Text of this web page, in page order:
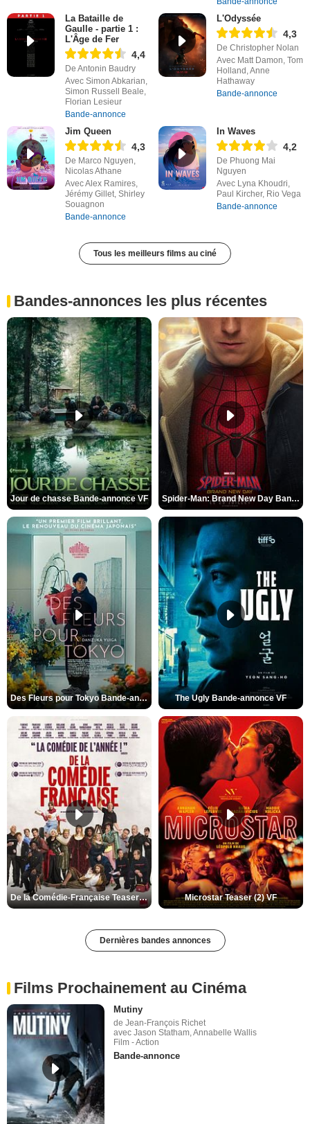
La Bataille de
Gaulle - partie 1 :
L'Âge de Fer
4,4
De Antonin Baudry
Avec Simon Abkarian,
Simon Russell Beale,
Florian Lesieur
Bande-annonce
L'Odyssée
4,3
De Christopher Nolan
Avec Matt Damon, Tom
Holland, Anne
Hathaway
Bande-annonce
Jim Queen
4,3
De Marco Nguyen,
Nicolas Athane
Avec Alex Ramires,
Jérémy Gillet, Shirley
Souagnon
Bande-annonce
In Waves
4,2
De Phuong Mai
Nguyen
Avec Lyna Khoudri,
Paul Kircher, Rio Vega
Bande-annonce
Tous les meilleurs films au ciné
Bandes-annonces les plus récentes
Jour de chasse Bande-annonce VF Spider-Man: Brand New Day Bande-annonce (3) VO STFR
Des Fleurs pour Tokyo Bande-annonce VO STFR The Ugly Bande-annonce VF
De la Comédie-Française Teaser (3) VF Microstar Teaser (2) VF
Dernières bandes annonces
Films Prochainement au Cinéma
Mutiny
de Jean-François Richet
avec Jason Statham, Annabelle Wallis
Film - Action
Bande-annonce